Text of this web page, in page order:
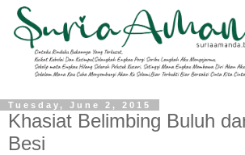
Tuesday, June 2, 2015
Khasiat Belimbing Buluh
Besi